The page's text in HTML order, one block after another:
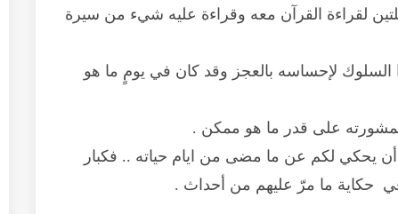
لقراءة القرآن معه وقراءة عليه شيء من سيرة
السلوك لإحساسه بالعجز وقد كان في يومٍ ما هو
على قدر ما هو ممكن .
أن يحكي لكم عن ما مضى من ايام حياته .. فكبار
حكاية ما مرّ عليهم من أحداث .